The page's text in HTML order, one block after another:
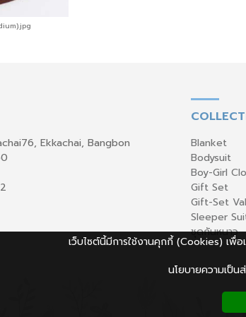
Ekkachai, Bangbon
Blanket
Bodysuit
Boy-Girl
Gift Set
Gift-Set
Sleeper
ชุดกันหนาว
เว็บไซต์นี้มีการใช้งานคุกกี้ (Cookies) เพื่
นโยบายความเป็